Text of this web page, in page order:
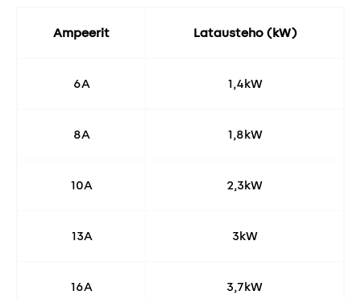
Ampeerit Latausteho (kW)
6A 1,4kW
8A 1,8kW
10A 2,3kW
13A 3kW
16A 3,7kW